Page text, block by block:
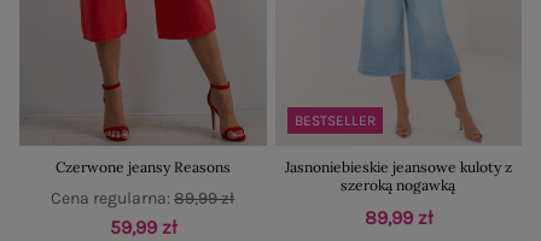
Czerwone jeansy Reasons
59,99 zł
Cena regularna:89,99 zł
BESTSELLER
Jasnoniebieskie jeansowe kuloty z
szeroką nogawką
89,99 zł